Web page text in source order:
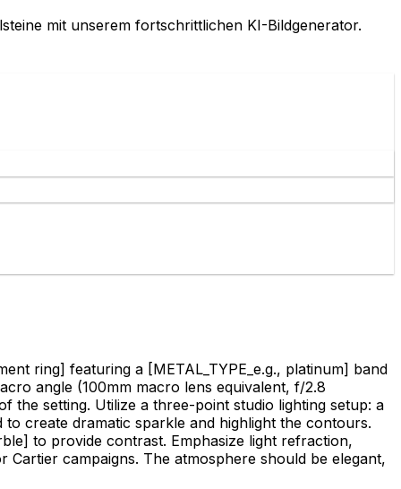
mit unserem fortschrittlichen KI-Bildgenerator.
ring] featuring a [METAL_TYPE_e.g., platinum] band
angle (100mm macro lens equivalent, f/2.8
the setting. Utilize a three-point studio lighting setup: a
create dramatic sparkle and highlight the contours.
to provide contrast. Emphasize light refraction,
campaigns. The atmosphere should be elegant,